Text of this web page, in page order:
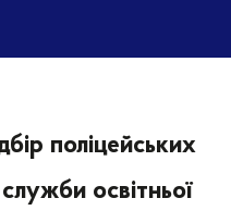
поліцейських
освітньої